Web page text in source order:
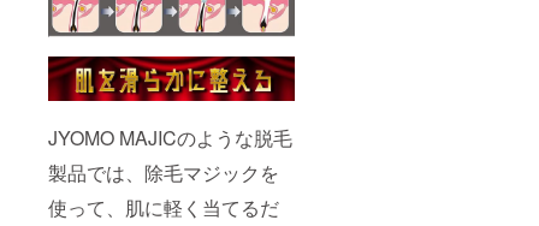
JYOMO MAJICのような脱毛
製品では、除毛マジックを
使って、肌に軽く当てるだ